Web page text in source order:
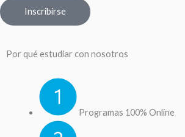
Inscribirse
Por qué estudiar con nosotros
Programas 100% Online